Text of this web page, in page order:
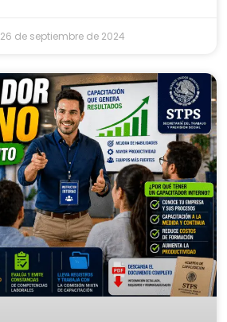
26 de septiembre de 2024